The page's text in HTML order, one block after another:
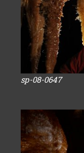
sp-08-0647